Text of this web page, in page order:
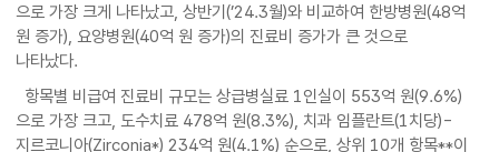
으로 가장 크게 나타났고, 상반기(’24.3월)와 비교하여 한방병원(48억
원 증가), 요양병원(40억 원 증가)의 진료비 증가가 큰 것으로
나타났다.
항목별 비급여 진료비 규모는 상급병실료 1인실이 553억 원(9.6%)
으로 가장 크고, 도수치료 478억 원(8.3%), 치과 임플란트(1치당)-
지르코니아(Zirconia*) 234억 원(4.1%) 순으로, 상위 10개 항목**이